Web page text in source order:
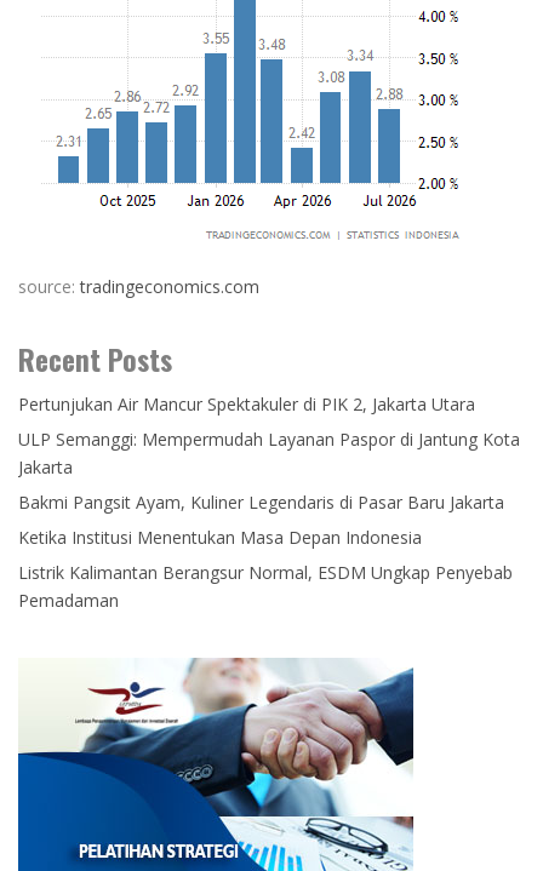
source:tradingeconomics.com
Recent Posts
Pertunjukan Air Mancur Spektakuler di PIK 2, Jakarta Utara
ULP Semanggi: Mempermudah Layanan Paspor di Jantung Kota
Jakarta
Bakmi Pangsit Ayam, Kuliner Legendaris di Pasar Baru Jakarta
Ketika Institusi Menentukan Masa Depan Indonesia
Listrik Kalimantan Berangsur Normal, ESDM Ungkap Penyebab
Pemadaman